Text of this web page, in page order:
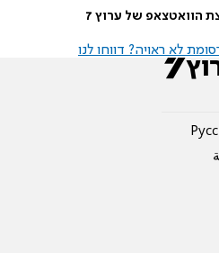
הוואטצאפ של ערוץ 7
לא ראויה? דווחו לנו